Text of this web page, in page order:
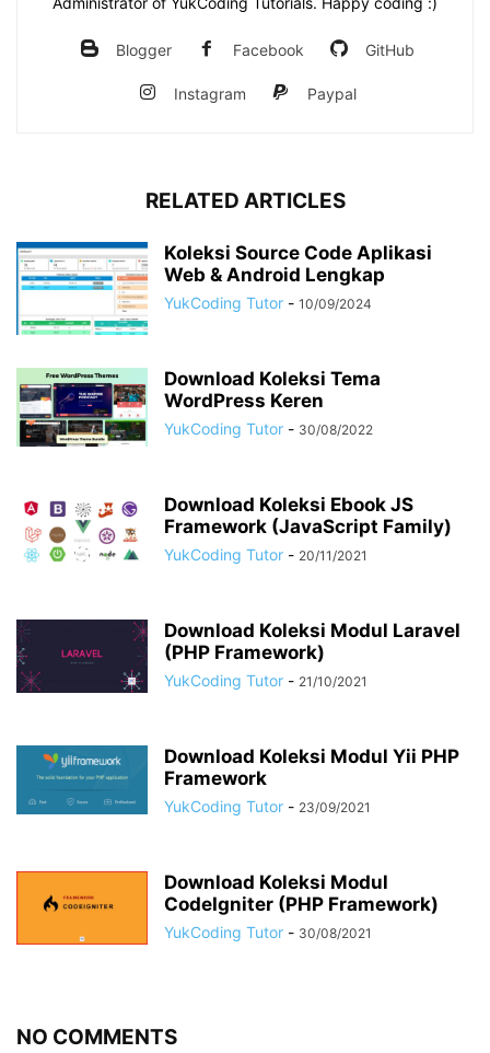
Blogger Facebook GitHub
Instagram Paypal
RELATED ARTICLES
Koleksi Source Code Aplikasi
Web & Android Lengkap
YukCoding Tutor - 10/09/2024
Download Koleksi Tema
WordPress Keren
YukCoding Tutor - 30/08/2022
Download Koleksi Ebook JS
Framework (JavaScript Family)
YukCoding Tutor - 20/11/2021
Download Koleksi Modul Laravel
(PHP Framework)
YukCoding Tutor - 21/10/2021
Download Koleksi Modul Yii PHP
Framework
YukCoding Tutor - 23/09/2021
Download Koleksi Modul
CodeIgniter (PHP Framework)
YukCoding Tutor - 30/08/2021
NO COMMENTS